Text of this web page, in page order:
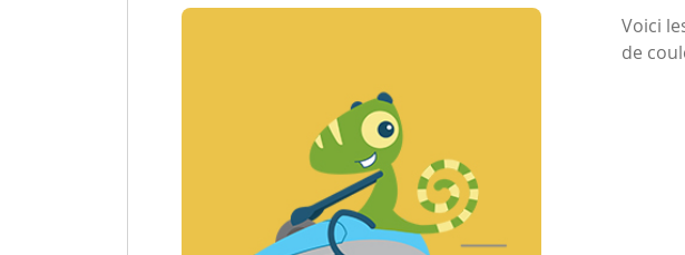
Voici
de